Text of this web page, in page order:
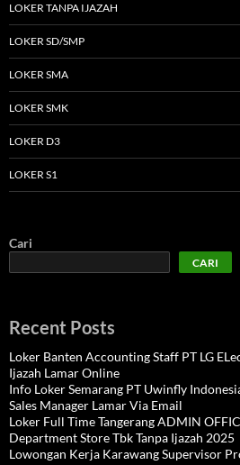
LOKER TANPA IJAZAH
LOKER SD/SMP
LOKER SMA
LOKER SMK
LOKER D3
LOKER S1
Cari
CARI
Recent Posts
Loker Banten Accounting Staff PT LG
Ijazah Lamar Online
Info Loker Semarang PT Uwinfly
Sales Manager Lamar Via Email
Loker Full Time Tangerang ADMIN
Department Store Tbk Tanpa Ijazah 2025
Lowongan Kerja Karawang Supervisor